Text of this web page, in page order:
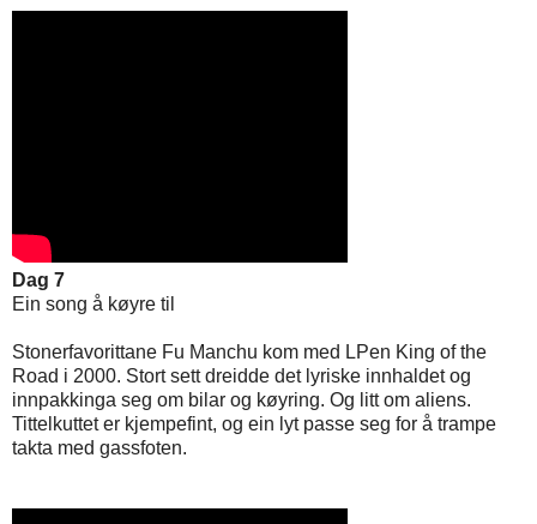
Dag 7
Ein song å køyre til
Stonerfavorittane Fu Manchu kom med LPen King of the
Road i 2000. Stort sett dreidde det lyriske innhaldet og
innpakkinga seg om bilar og køyring. Og litt om aliens.
Tittelkuttet er kjempefint, og ein lyt passe seg for å trampe
takta med gassfoten.